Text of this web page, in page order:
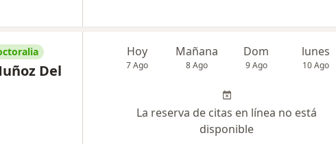
Del
Hoy
7 Ago
Mañana
8 Ago
Dom
9 Ago
lunes
10 Ago
La reserva de citas en línea no está
disponible